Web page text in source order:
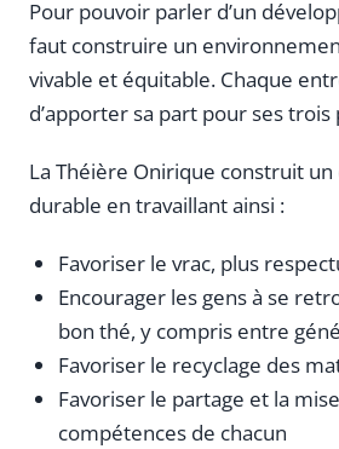
Pour pouvoir parler d’un
faut construire un
vivable et équitable. Chaque
d’apporter sa part pour ses trois
La Théière Onirique construit
durable en travaillant ainsi :
Favoriser le vrac, plus
Encourager les gens à se
bon thé, y compris entre
Favoriser le recyclage des
Favoriser le partage et la
compétences de chacun